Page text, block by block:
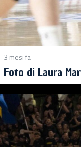
3 mesi fa
Foto di Laura